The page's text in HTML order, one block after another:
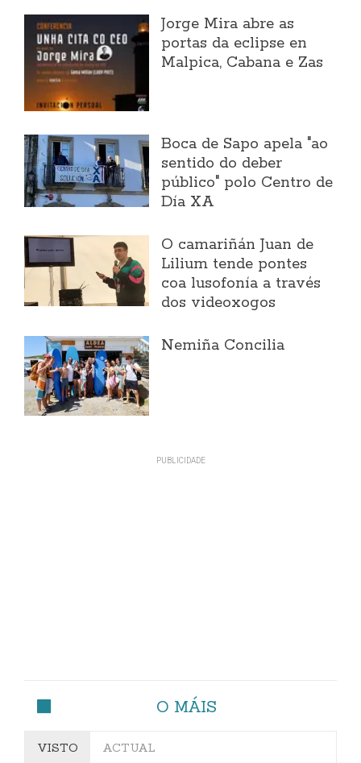
Jorge Mira abre as
portas da eclipse en
Malpica, Cabana e Zas
Boca de Sapo apela "ao
sentido do deber
público" polo Centro de
Día XA
O camariñán Juan de
Lilium tende pontes
coa lusofonía a través
dos videoxogos
Nemiña Concilia
O MÁIS
VISTO ACTUAL